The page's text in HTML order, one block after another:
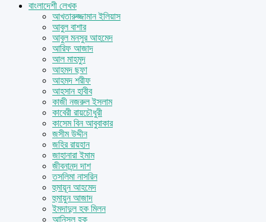
বাংলাদেশী লেখক
আখতারুজ্জামান ইলিয়াস
আবুল বাশার
আবুল মনসুর আহমেদ
আরিফ আজাদ
আল মাহমুদ
আহমদ ছফা
আহমদ শরীফ
আহসান হাবীব
কাজী নজরুল ইসলাম
কাবেরী রায়চৌধুরী
কাসেম বিন আবুবাকার
জসীম উদ্দীন
জহির রায়হান
জাহানারা ইমাম
জীবনানন্দ দাশ
তসলিমা নাসরিন
হুমায়ূন আহমেদ
হুমায়ুন আজাদ
ইমদাদুল হক মিলন
আনিসুল হক